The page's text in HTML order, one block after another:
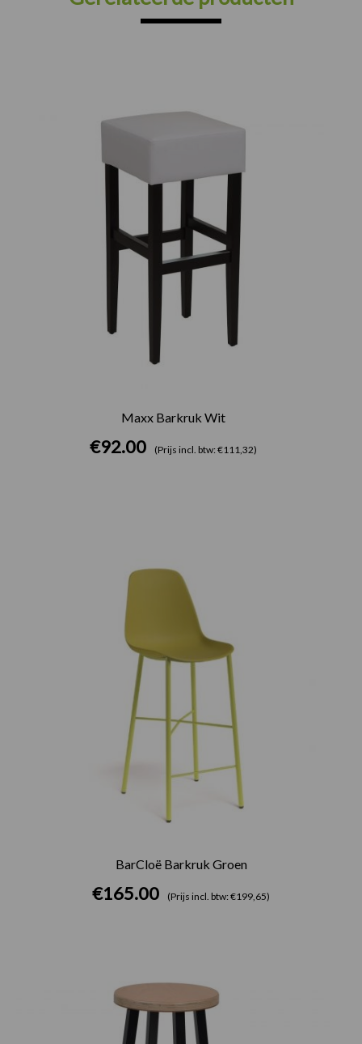
Maxx Barkruk Wit
€92.00 (Prijs incl. btw: €111,32)
BarCloë Barkruk Groen
€165.00 (Prijs incl. btw: €199,65)